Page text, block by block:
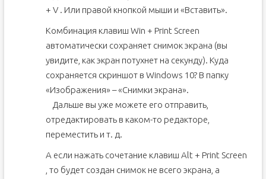
+ V . Или правой кнопкой мыши и «Вставить».
Комбинация клавиш Win + Print Screen
автоматически сохраняет снимок экрана (вы
увидите, как экран потухнет на секунду). Куда
сохраняется скриншот в Windows 10? В папку
«Изображения» – «Снимки экрана».
Дальше вы уже можете его отправить,
отредактировать в каком-то редакторе,
переместить и т. д.
А если нажать сочетание клавиш Alt + Print Screen
, то будет создан снимок не всего экрана, а